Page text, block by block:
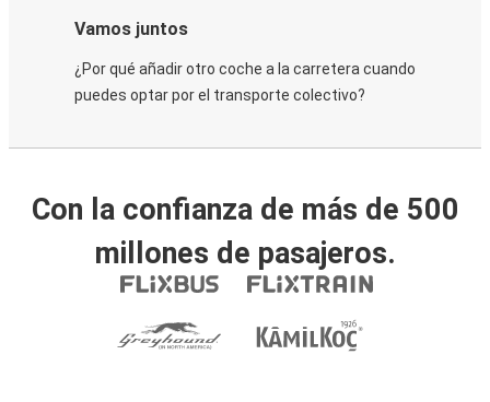
Vamos juntos
¿Por qué añadir otro coche a la carretera cuando
puedes optar por el transporte colectivo?
Con la confianza de más de 500
millones de pasajeros.